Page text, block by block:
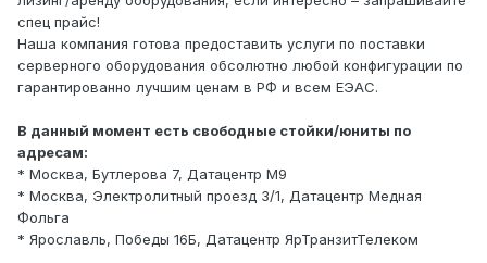
спец прайс!
Наша компания готова предоставить услуги по поставки
серверного оборудования обсолютно любой конфигурации по
гарантированно лучшим ценам в РФ и всем ЕЭАС.
В данный момент есть свободные стойки/юниты по
адресам:
* Москва, Бутлерова 7, Датацентр М9
* Москва, Электролитный проезд 3/1, Датацентр Медная
Фольга
* Ярославль, Победы 16Б, Датацентр ЯрТранзитТелеком